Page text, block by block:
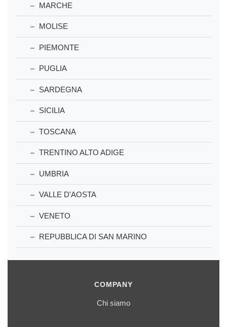
MARCHE
MOLISE
PIEMONTE
PUGLIA
SARDEGNA
SICILIA
TOSCANA
TRENTINO ALTO ADIGE
UMBRIA
VALLE D'AOSTA
VENETO
REPUBBLICA DI SAN MARINO
COMPANY
Chi siamo